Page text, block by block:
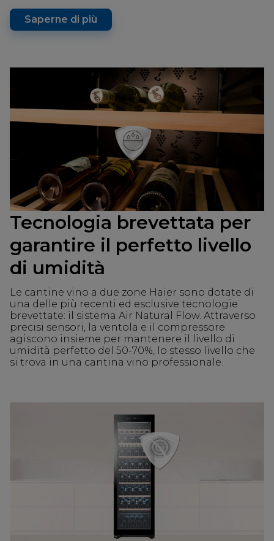
Saperne di più
Tecnologia brevettata per
garantire il perfetto livello
di umidità
Le cantine vino a due zone Haier sono dotate di
una delle più recenti ed esclusive tecnologie
brevettate: il sistema Air Natural Flow. Attraverso
precisi sensori, la ventola e il compressore
agiscono insieme per mantenere il livello di
umidità perfetto del 50-70%, lo stesso livello che
si trova in una cantina vino professionale.